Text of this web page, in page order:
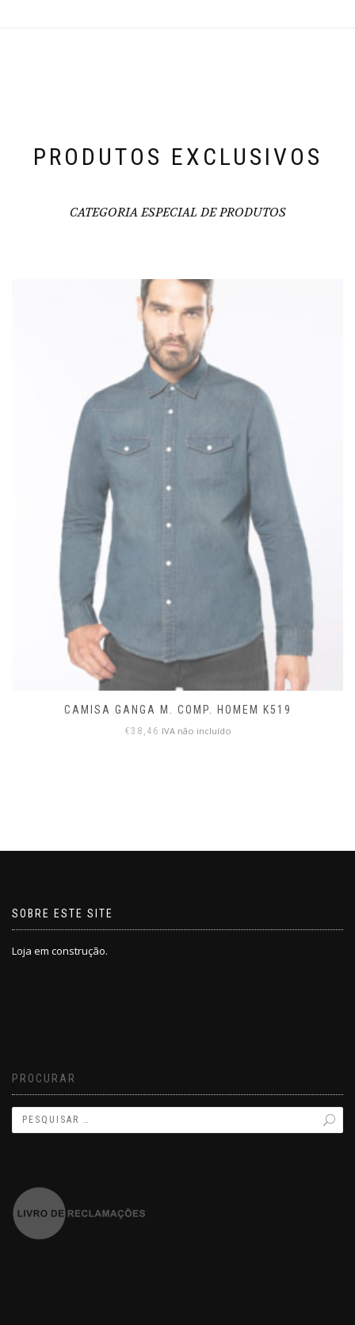
PRODUTOS EXCLUSIVOS
CATEGORIA ESPECIAL DE PRODUTOS
CAMISA GANGA M. COMP. HOMEM K519
€38,46 IVA não incluído
SOBRE ESTE SITE
Loja em construção.
PROCURAR